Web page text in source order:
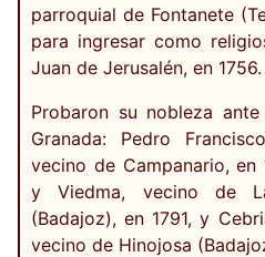
parroquial de Fontanete
para ingresar como
Juan de Jerusalén, en 1756.
Probaron su nobleza
Granada: Pedro
vecino de Campanario, en
y Viedma, vecino de
(Badajoz), en 1791, y
vecino de Hinojosa